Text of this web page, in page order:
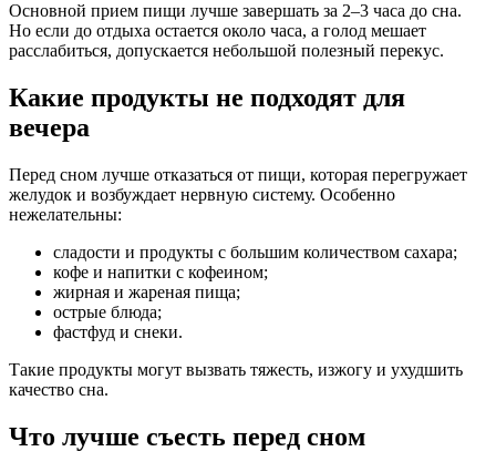
Основной прием пищи лучше завершать за 2–3 часа до сна.
Но если до отдыха остается около часа, а голод мешает
расслабиться, допускается небольшой полезный перекус.
Какие продукты не подходят для
вечера
Перед сном лучше отказаться от пищи, которая перегружает
желудок и возбуждает нервную систему. Особенно
нежелательны:
сладости и продукты с большим количеством сахара;
кофе и напитки с кофеином;
жирная и жареная пища;
острые блюда;
фастфуд и снеки.
Такие продукты могут вызвать тяжесть, изжогу и ухудшить
качество сна.
Что лучше съесть перед сном